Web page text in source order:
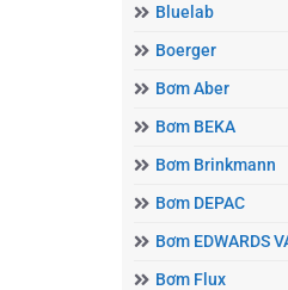
Bluelab
Boerger
Bơm Aber
Bơm BEKA
Bơm Brinkmann
Bơm DEPAC
Bơm EDWARDS
Bơm Flux